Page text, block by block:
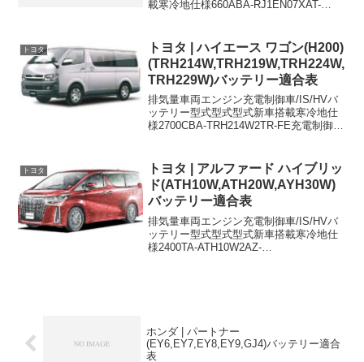
載寒冷地仕様660ABA-RJ1EN07XAT-
44B20L44B20L660DBA-RJ1EN07...
トヨタ
トヨタ | ハイエース ワゴン(H200)
(TRH214W,TRH219W,TRH224W,
TRH229W)バッテリー適合表
排気量車両エンジン充電制御車/IS/HVバ
ッテリー型式型式型式新車搭載寒冷地仕
様2700CBA-TRH214W2TR-FE充電制御車
トヨタ
トヨタ | アルファード ハイブリッ
ド(ATH10W,ATH20W,AYH30W)
バッテリー適合表
排気量車両エンジン充電制御車/IS/HVバ
ッテリー型式型式型式新車搭載寒冷地仕
様2400TA-ATH10W2AZ-
ホンダ | パートナー
(EY6,EY7,EY8,EY9,GJ4)バッテリー適合
表